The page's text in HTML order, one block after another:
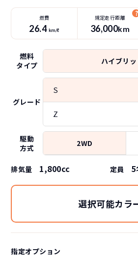
燃費
26.4 km/ℓ
規定走行距離
36,000km
燃料
タイプ
ハイブリ
グレード
S
Z
駆動
方式
2WD
排気量 1,800cc 定員 5
選択可能カラ
指定オプション